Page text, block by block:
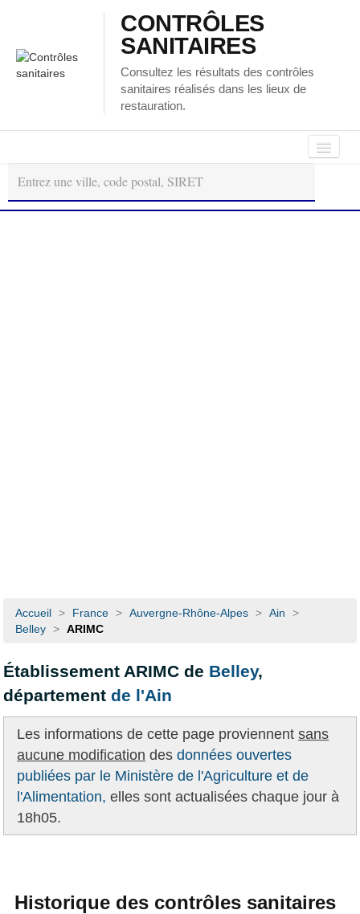
CONTRÔLES
SANITAIRES
Consultez les résultats des contrôles
sanitaires réalisés dans les lieux de
restauration.
Autour
de
moi
Régions
Accueil > France > Auvergne-Rhône-Alpes > Ain
>
Belley > ARIMC
Établissement ARIMC de Belley,
départementde l'Ain
Les informations de cette page proviennentsans
aucune modification desdonnées ouvertes
publiées par le Ministère de l'Agriculture et de
l'Alimentation, elles sont actualisées chaque jour à
18h05.
Historique des contrôles sanitaires